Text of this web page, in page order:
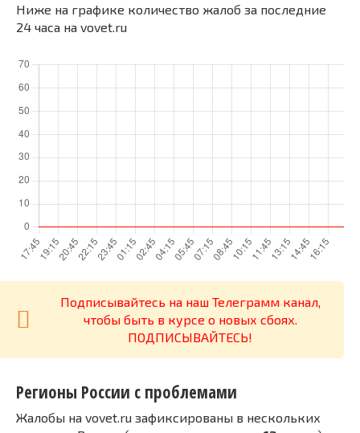
Ниже на графике количество жалоб за последние
24 часа на vovet.ru
Подписывайтесь на наш Телеграмм канал,
чтобы быть в курсе о новых сбоях.
ПОДПИСЫВАЙТЕСЬ!
Регионы России с проблемами
Жалобы на vovet.ru зафиксированы в нескольких